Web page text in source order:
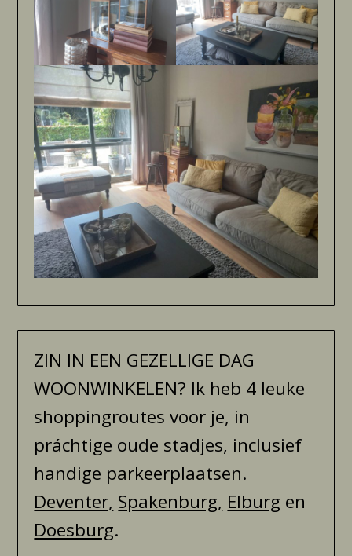
ZIN IN EEN GEZELLIGE DAG
WOONWINKELEN? Ik heb 4 leuke
shoppingroutes voor je, in
práchtige oude stadjes, inclusief
handige parkeerplaatsen.
Deventer, Spakenburg, Elburg en
Doesburg.